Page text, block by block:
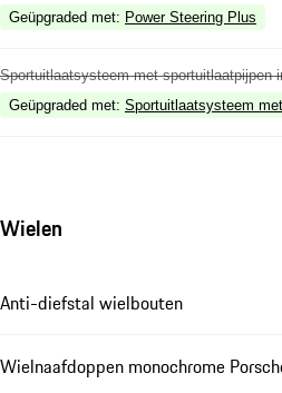
Geüpgraded met: Power Steering Plus
Sportuitlaatsysteem met sportuitlaatpijpen
Geüpgraded met: Sportuitlaatsysteem
Wielen
Anti-diefstal wielbouten
Wielnaafdoppen monochrome